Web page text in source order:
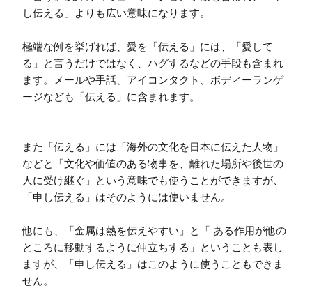
し伝える」よりも広い意味になります。
極端な例を挙げれば、愛を「伝える」には、「愛して
る」と言うだけではなく、ハグするなどの手段も含まれ
ます。メールや手話、アイコンタクト、ボディーランゲ
ージなども「伝える」に含まれます。
また「伝える」には「海外の文化を日本に伝えた人物」
などと「文化や価値のある物事を、離れた場所や後世の
人に受け継ぐ」という意味でも使うことができますが、
「申し伝える」はそのようには使いません。
他にも、「金属は熱を伝えやすい」と「 ある作用が他の
ところに移動するように仲立ちする」ということも表し
ますが、「申し伝える」はこのように使うこともできま
せん。